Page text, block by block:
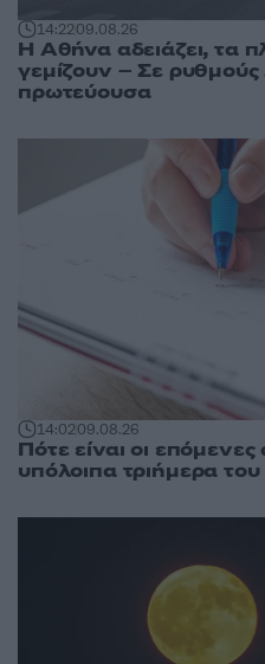
14:2209.08.26
Η Αθήνα αδειάζει, τα
γεμίζουν – Σε
πρωτεύουσα
14:0209.08.26
Πότε είναι οι
υπόλοιπα τριήμερα